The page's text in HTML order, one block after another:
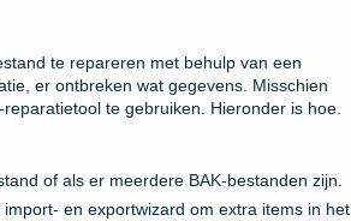
te repareren met behulp van een
er ontbreken wat gegevens. Misschien
te gebruiken. Hieronder is hoe.
of als er meerdere BAK-bestanden zijn.
en exportwizard om extra items in het